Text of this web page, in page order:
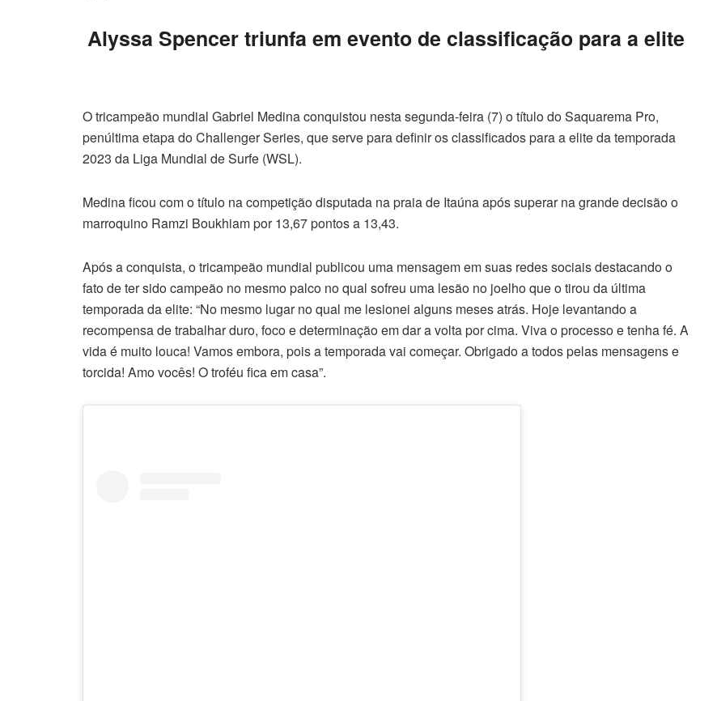
Alyssa Spencer triunfa em evento de classificação para a elite
O tricampeão mundial Gabriel Medina conquistou nesta segunda-feira (7) o título do Saquarema Pro,
penúltima etapa do Challenger Series, que serve para definir os classificados para a elite da temporada
2023 da Liga Mundial de Surfe (WSL).
Medina ficou com o título na competição disputada na praia de Itaúna após superar na grande decisão o
marroquino Ramzi Boukhiam por 13,67 pontos a 13,43.
Após a conquista, o tricampeão mundial publicou uma mensagem em suas redes sociais destacando o
fato de ter sido campeão no mesmo palco no qual sofreu uma lesão no joelho que o tirou da última
temporada da elite: “No mesmo lugar no qual me lesionei alguns meses atrás. Hoje levantando a
recompensa de trabalhar duro, foco e determinação em dar a volta por cima. Viva o processo e tenha fé. A
vida é muito louca! Vamos embora, pois a temporada vai começar. Obrigado a todos pelas mensagens e
torcida! Amo vocês! O troféu fica em casa”.